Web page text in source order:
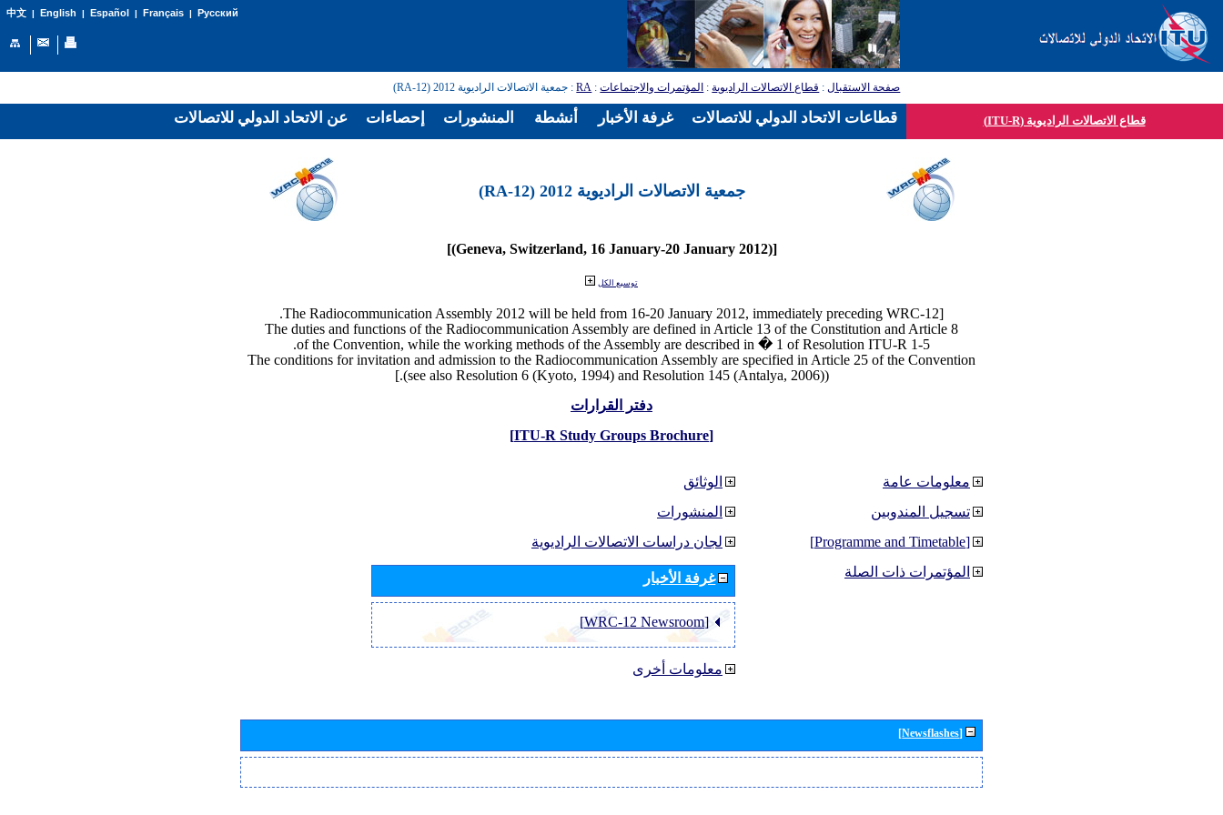
中文| English | Español | Français| Русский
صفحة الاستقبال: قطاع الاتصالات الراديوية: المؤتمرات والاجتماعات:
RA: جمعية الاتصالات الراديوية 2012 (RA-12)
قطاع الاتصالات الراديوية (ITU-R)
جمعية الاتصالات الراديوية 2012 (RA-12)
[(Geneva, Switzerland, 16 January-20 January 2012)]
توسيع الكل
[The Radiocommunication Assembly 2012 will be held from 16-20 January 2012, immediately preceding WRC-12.
The duties and functions of the Radiocommunication Assembly are defined in Article 13 of the Constitution and Article 8
of the Convention, while the working methods of the Assembly are described in � 1 of Resolution ITU-R 1-5.
The conditions for invitation and admission to the Radiocommunication Assembly are specified in Article 25 of the Convention
(see also Resolution 6 (Kyoto, 1994) and Resolution 145 (Antalya, 2006)).]
دفتر القرارات
[ITU-R Study Groups Brochure]
الوثائق
المنشورات
لجان دراسات الاتصالات الراديوية
غرفة الأخبار
[WRC-12 Newsroom]
معلومات أخرى
معلومات عامة
تسجيل المندوبين
[Programme and Timetable]
المؤتمرات ذات الصلة
[Newsflashes]
عن الاتحاد الدولي للاتصالات إحصاءات المنشورات أنشطة غرفة الأخبار قطاعات الاتحاد الدولي للاتصالات